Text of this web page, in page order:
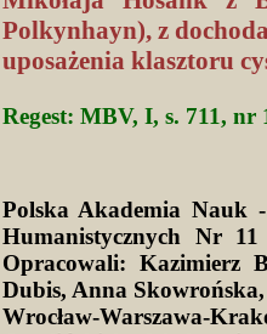
Polkynhayn), z
uposażenia klasztoru
Regest: MBV, I, s. 711, nr
Polska Akademia Nauk
Humanistycznych Nr
Opracowali: Kazimierz
Dubis, Anna
Wrocław-Warszawa-